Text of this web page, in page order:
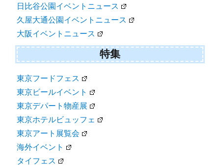
日比谷公園イベントニュース
久屋大通公園イベントニュース
大阪イベントニュース
特集
東京フードフェス
東京ビールイベント
東京デパート物産展
東京ホテルビュッフェ
東京アート展覧会
海外イベント
タイフェス